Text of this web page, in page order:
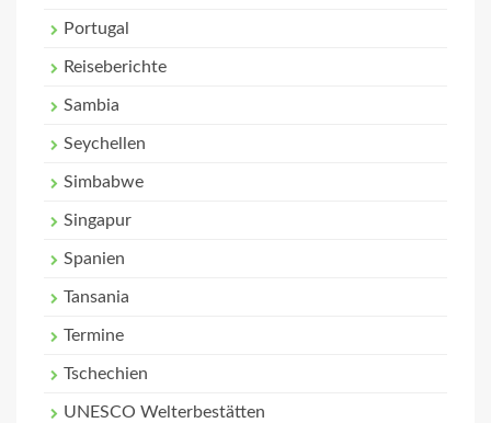
Portugal
Reiseberichte
Sambia
Seychellen
Simbabwe
Singapur
Spanien
Tansania
Termine
Tschechien
UNESCO Welterbestätten